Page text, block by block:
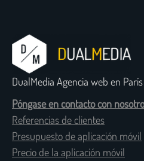
DualMedia Agencia web en París
Póngase en contacto con
Referencias de clientes
Presupuesto de aplicación móvil
Precio de la aplicación móvil